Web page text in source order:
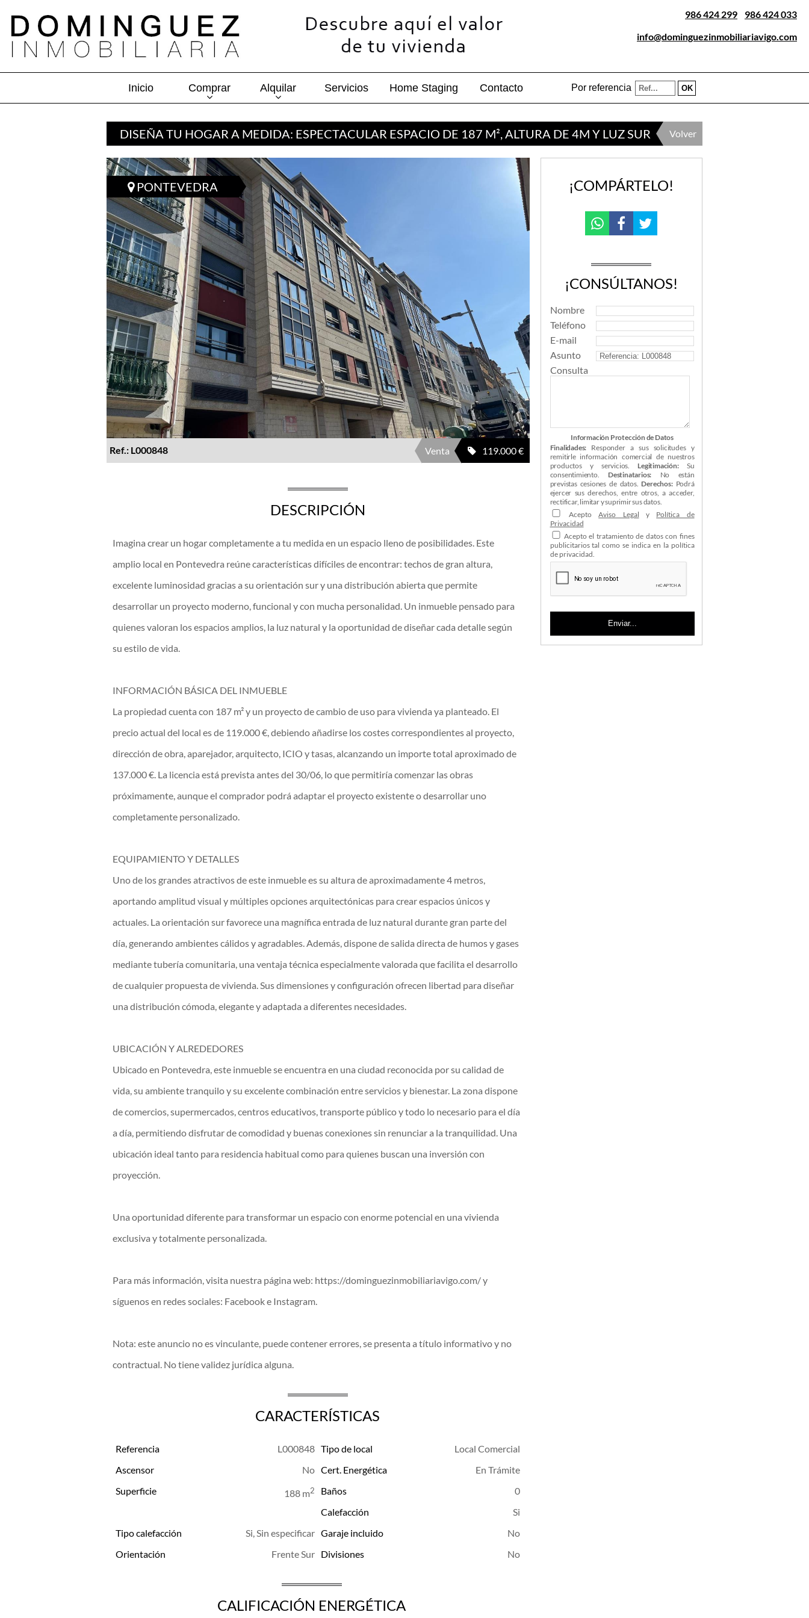
986 424 299
986 424 033
info@dominguezinmobiliariavigo.com
Inicio Comprar Alquilar Servicios Home Staging Contacto Por referencia
DISEÑA TU HOGAR A MEDIDA: ESPECTACULAR ESPACIO DE 187 M², ALTURA DE 4M Y LUZ SUR Volver
PONTEVEDRA
Ref.: L000848 Venta 119.000 €
DESCRIPCIÓN
Imagina crear un hogar completamente a tu medida en un espacio lleno de posibilidades. Este
amplio local en Pontevedra reúne características difíciles de encontrar: techos de gran altura,
excelente luminosidad gracias a su orientación sur y una distribución abierta que permite
desarrollar un proyecto moderno, funcional y con mucha personalidad. Un inmueble pensado para
quienes valoran los espacios amplios, la luz natural y la oportunidad de diseñar cada detalle según
su estilo de vida.
INFORMACIÓN BÁSICA DEL INMUEBLE
La propiedad cuenta con 187 m² y un proyecto de cambio de uso para vivienda ya planteado. El
precio actual del local es de 119.000 €, debiendo añadirse los costes correspondientes al proyecto,
dirección de obra, aparejador, arquitecto, ICIO y tasas, alcanzando un importe total aproximado de
137.000 €. La licencia está prevista antes del 30/06, lo que permitiría comenzar las obras
próximamente, aunque el comprador podrá adaptar el proyecto existente o desarrollar uno
completamente personalizado.
EQUIPAMIENTO Y DETALLES
Uno de los grandes atractivos de este inmueble es su altura de aproximadamente 4 metros,
aportando amplitud visual y múltiples opciones arquitectónicas para crear espacios únicos y
actuales. La orientación sur favorece una magnífica entrada de luz natural durante gran parte del
día, generando ambientes cálidos y agradables. Además, dispone de salida directa de humos y gases
mediante tubería comunitaria, una ventaja técnica especialmente valorada que facilita el desarrollo
de cualquier propuesta de vivienda. Sus dimensiones y configuración ofrecen libertad para diseñar
una distribución cómoda, elegante y adaptada a diferentes necesidades.
UBICACIÓN Y ALREDEDORES
Ubicado en Pontevedra, este inmueble se encuentra en una ciudad reconocida por su calidad de
vida, su ambiente tranquilo y su excelente combinación entre servicios y bienestar. La zona dispone
de comercios, supermercados, centros educativos, transporte público y todo lo necesario para el día
a día, permitiendo disfrutar de comodidad y buenas conexiones sin renunciar a la tranquilidad. Una
ubicación ideal tanto para residencia habitual como para quienes buscan una inversión con
proyección.
Una oportunidad diferente para transformar un espacio con enorme potencial en una vivienda
exclusiva y totalmente personalizada.
Para más información, visita nuestra página web: https://dominguezinmobiliariavigo.com/ y
síguenos en redes sociales: Facebook e Instagram.
Nota: este anuncio no es vinculante, puede contener errores, se presenta a título informativo y no
contractual. No tiene validez jurídica alguna.
CARACTERÍSTICAS
Referencia L000848 Tipo de local
Local Comercial
Ascensor
Cert. Energética
En Trámite
Superficie
188 m2 Baños
0
Calefacción
Tipo calefacción
Si, Sin especificar Garaje incluido
Orientación
Frente Sur Divisiones
CALIFICACIÓN ENERGÉTICA
¡COMPÁRTELO!
¡CONSÚLTANOS!
Nombre
Teléfono
E-mail
Asunto
Consulta
Información Protección de Datos
Finalidades: Responder a sus solicitudes y
remitirle información comercial de nuestros
productos y servicios. Legitimación:Su
consentimiento. Destinatarios: No están
previstas cesiones de datos. Derechos:Podrá
ejercer sus derechos, entre otros, a acceder,
rectificar, limitar y suprimir sus datos.
AceptoAviso Legal y Política de
Privacidad
Acepto el tratamiento de datos con fines
publicitarios tal como se indica en la política
de privacidad.